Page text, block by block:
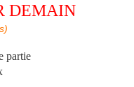
DEMAIN
partie